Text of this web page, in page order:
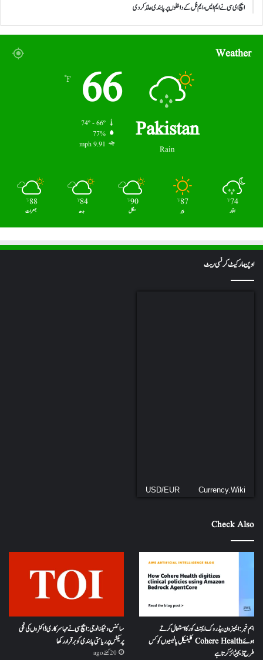
ایچ ای سی نے ایم ایس، ایم فل کے داخلوں پر پابندی عائد کر دی
Weather
Pakistan
Rain
66
℉
74º - 66º
77%
9.91 mph
74
℉
اتوار
87
℉
پیر
90
℉
منگل
84
℉
بدھ
88
℉
جمعرات
اوپن مارکیٹ کرنسی ریٹ
USD/EUR Currency.Wiki
Check Also
اہم خبر: ایمیزون بیڈروک ایجنٹ کور کا استعمال کرتے
ہوئے Cohere Health کلینیکل پالیسیوں کو کس
طرح ڈیجیٹائز کرتا ہے
سائنس و ٹیکنالوجی: ایچ سی نے مہا سرکاری ڈاکٹروں کی نجی
پریکٹس پر ریاستی پابندی کو برقرار رکھا
20 گھنٹے ago